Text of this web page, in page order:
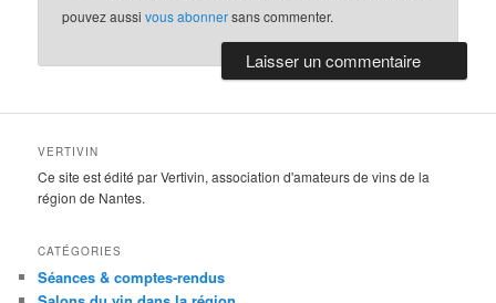
pouvez aussivous abonnersans commenter.
VERTIVIN
Ce site est édité par Vertivin, association d'amateurs de vins de la
région de Nantes.
CATÉGORIES
Séances & comptes-rendus